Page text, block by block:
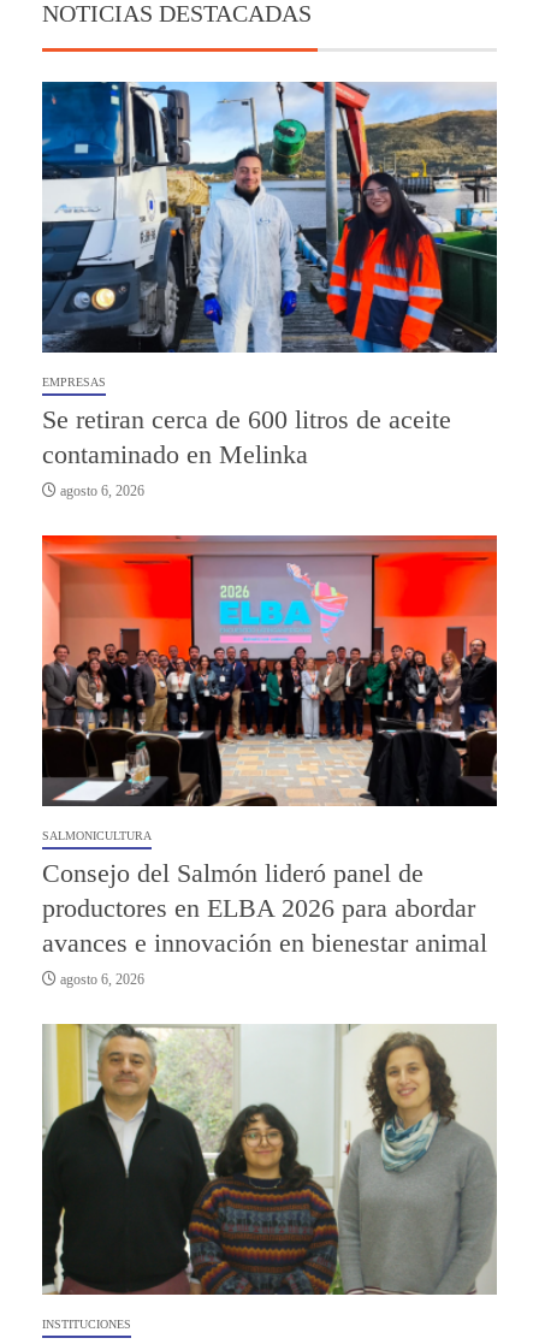
NOTICIAS DESTACADAS
EMPRESAS
Se retiran cerca de 600 litros de aceite
contaminado en Melinka
agosto 6, 2026
SALMONICULTURA
Consejo del Salmón lideró panel de
productores en ELBA 2026 para abordar
avances e innovación en bienestar animal
agosto 6, 2026
INSTITUCIONES